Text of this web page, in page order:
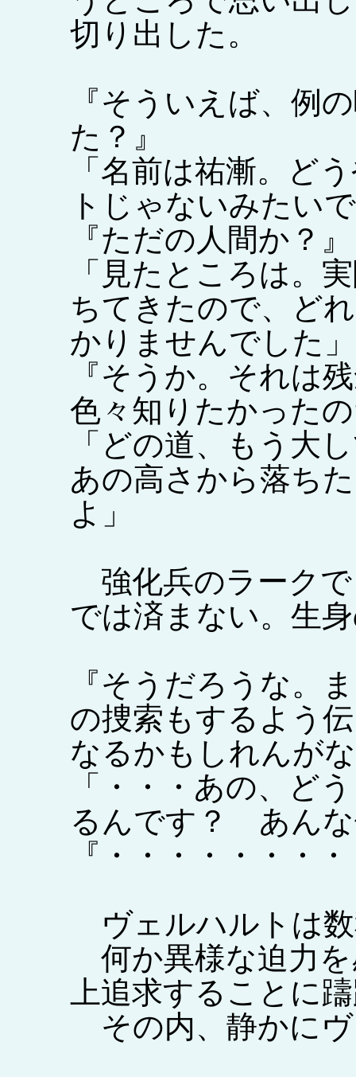
切り出した。
『そういえば、例
た？』
「名前は祐漸。ど
トじゃないみたい
『ただの人間か？』
「見たところは。
ちてきたので、ど
かりませんでした」
『そうか。それは
色々知りたかった
「どの道、もう大
あの高さから落ち
よ」
強化兵のラーク
では済まない。生
『そうだろうな。
の捜索もするよう
なるかもしれんが
「・・・あの、ど
るんです？ あん
『・・・・・・・
ヴェルハルトは
何か異様な迫力
上追求することに
その内、静かに